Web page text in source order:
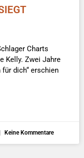
Charts
Kelly. Zwei Jahre
dich“ erschien
Keine Kommentare